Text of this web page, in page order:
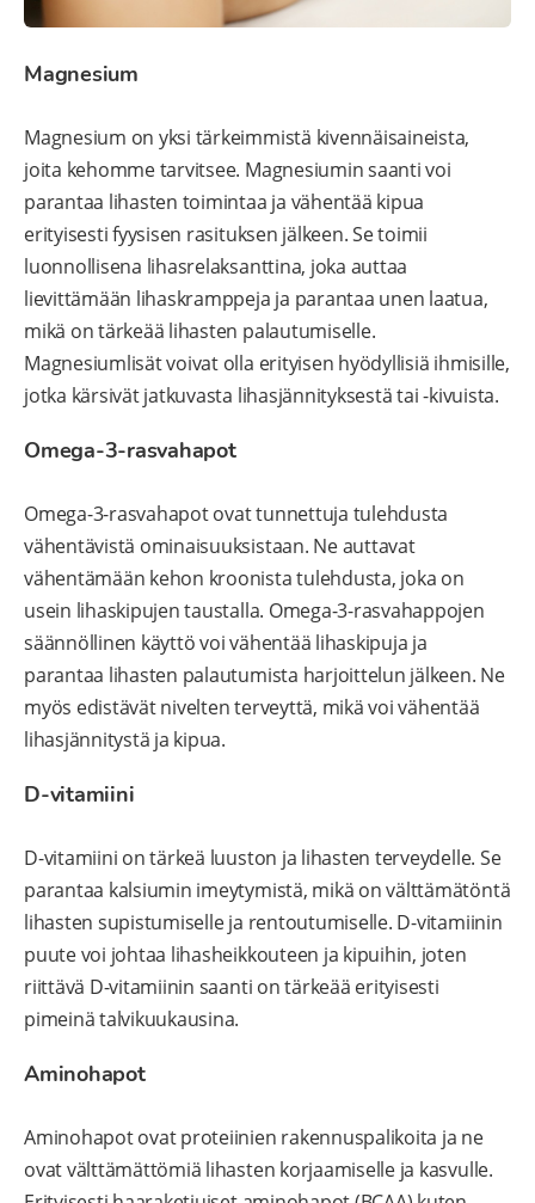
Magnesium
Magnesium on yksi tärkeimmistä kivennäisaineista,
joita kehomme tarvitsee. Magnesiumin saanti voi
parantaa lihasten toimintaa ja vähentää kipua
erityisesti fyysisen rasituksen jälkeen. Se toimii
luonnollisena lihasrelaksanttina, joka auttaa
lievittämään lihaskramppeja ja parantaa unen laatua,
mikä on tärkeää lihasten palautumiselle.
Magnesiumlisät voivat olla erityisen hyödyllisiä ihmisille,
jotka kärsivät jatkuvasta lihasjännityksestä tai -kivuista.
Omega-3-rasvahapot
Omega-3-rasvahapot ovat tunnettuja tulehdusta
vähentävistä ominaisuuksistaan. Ne auttavat
vähentämään kehon kroonista tulehdusta, joka on
usein lihaskipujen taustalla. Omega-3-rasvahappojen
säännöllinen käyttö voi vähentää lihaskipuja ja
parantaa lihasten palautumista harjoittelun jälkeen. Ne
myös edistävät nivelten terveyttä, mikä voi vähentää
lihasjännitystä ja kipua.
D-vitamiini
D-vitamiini on tärkeä luuston ja lihasten terveydelle. Se
parantaa kalsiumin imeytymistä, mikä on välttämätöntä
lihasten supistumiselle ja rentoutumiselle. D-vitamiinin
puute voi johtaa lihasheikkouteen ja kipuihin, joten
riittävä D-vitamiinin saanti on tärkeää erityisesti
pimeinä talvikuukausina.
Aminohapot
Aminohapot ovat proteiinien rakennuspalikoita ja ne
ovat välttämättömiä lihasten korjaamiselle ja kasvulle.